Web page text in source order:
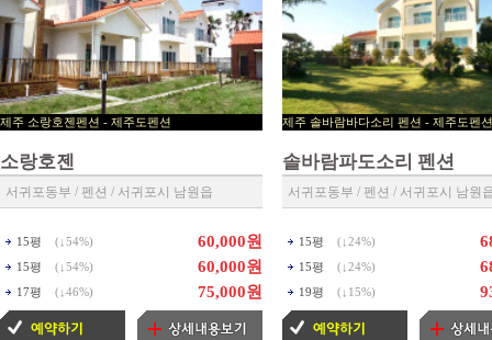
제주 소랑호젠펜션 - 제주도펜션
소랑호젠
서귀포동부 / 펜션 / 서귀포시 남원읍
15평 (↓ 54%) 60,000원
15평 (↓ 54%) 60,000원
17평 (↓ 46%) 75,000원
제주 솔바람바다소리 펜션 - 제
솔바람파도소리 펜션
서귀포동부 / 펜션 / 서귀포시 남원
15평 (↓ 24%)
15평 (↓ 24%)
19평 (↓ 15%)